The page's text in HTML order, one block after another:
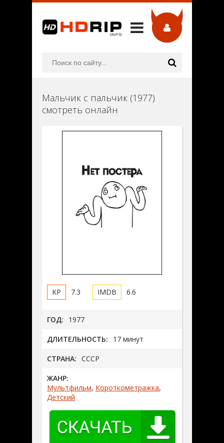
Мальчик с пальчик (1977)
смотреть онлайн
7.3 6.6
ГОД: 1977
ДЛИТЕЛЬНОСТЬ: 17 минут
СТРАНА: СССР
ЖАНР:
Мультфильм, Короткометражка,
Детский